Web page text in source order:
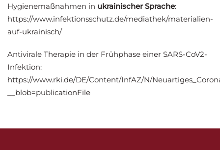
Hygienemaßnahmen in ukrainischer Sprache:
https://www.infektionsschutz.de/mediathek/materialien-
auf-ukrainisch/
Antivirale Therapie in der Frühphase einer SARS-CoV2-
Infektion:
https://www.rki.de/DE/Content/InfAZ/N/
__blob=publicationFile